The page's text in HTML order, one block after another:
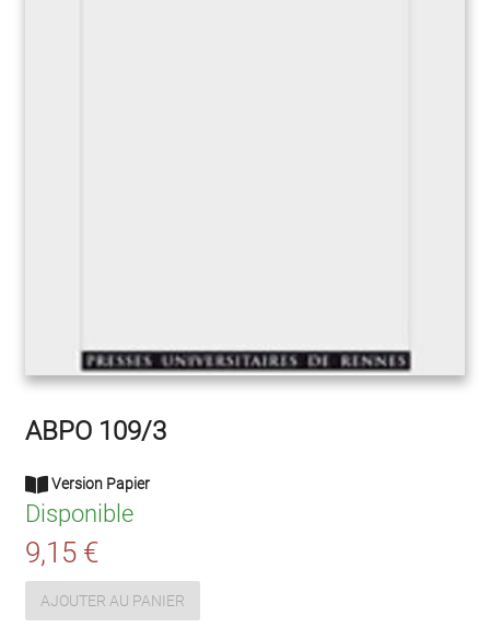
ABPO 109/3
Version Papier
Disponible
9,15 €
AJOUTER AU PANIER